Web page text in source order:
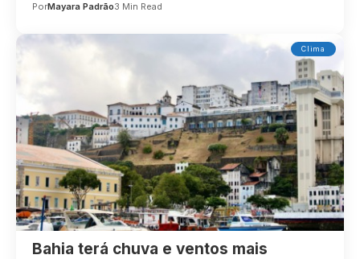
PorMayara Padrão3 Min Read
Clima
Bahia terá chuva e ventos mais